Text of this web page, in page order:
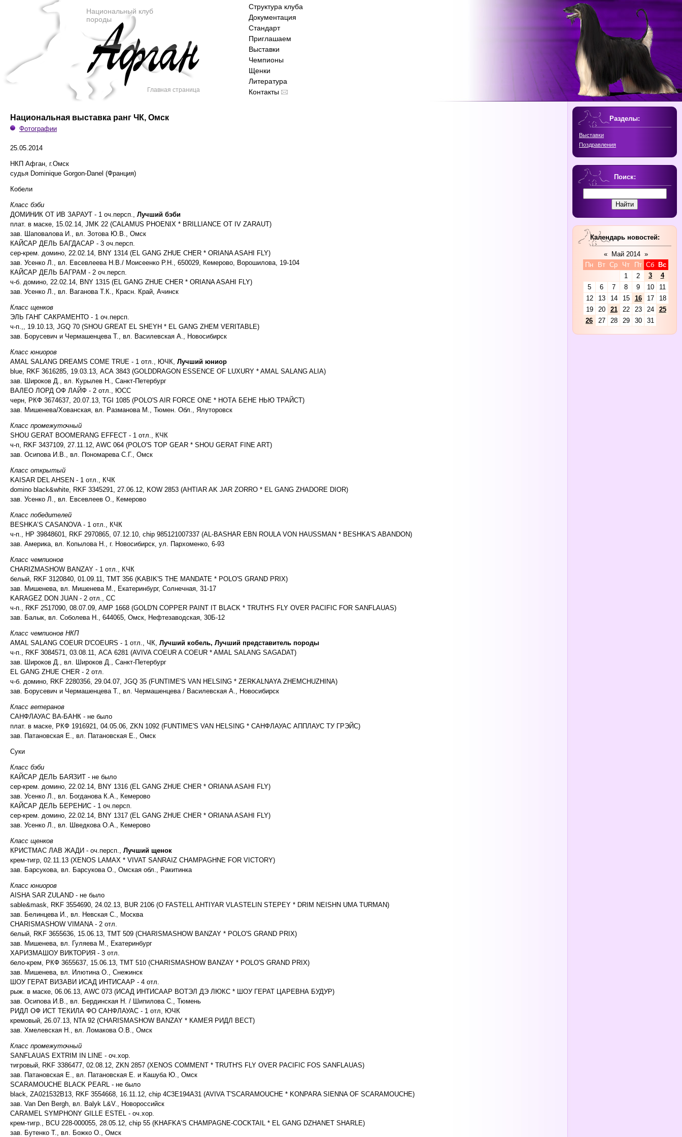
Национальный клуб
породы
Главная страница
Структура клуба
Документация
Стандарт
Приглашаем
Выставки
Чемпионы
Щенки
Литература
Контакты
Национальная выставка ранг ЧК, Омск
Фотографии
25.05.2014
НКП Афган, г.Омск
судья Dominique Gorgon-Danel (Франция)
Кобели
Класс бэби
ДОМИНИК ОТ ИВ ЗАРАУТ - 1 оч.персп., Лучший бэби
плат. в маске, 15.02.14, JMK 22 (CALAMUS PHOENIX * BRILLIANCE OT IV ZARAUT)
зав. Шаповалова И., вл. Зотова Ю.В., Омск
КАЙСАР ДЕЛЬ БАГДАСАР - 3 оч.персп.
сер-крем. домино, 22.02.14, BNY 1314 (EL GANG ZHUE CHER * ORIANA ASAHI FLY)
зав. Усенко Л., вл. Евсевлеева Н.В./ Моисеенко Р.Н., 650029, Кемерово, Ворошилова, 19-104
КАЙСАР ДЕЛЬ БАГРАМ - 2 оч.персп.
ч-б. домино, 22.02.14, BNY 1315 (EL GANG ZHUE CHER * ORIANA ASAHI FLY)
зав. Усенко Л., вл. Ваганова Т.К., Красн. Край, Ачинск
Класс щенков
ЭЛЬ ГАНГ САКРАМЕНТО - 1 оч.персп.
ч-п.,, 19.10.13, JGQ 70 (SHOU GREAT EL SHEYH * EL GANG ZHEM VERITABLE)
зав. Борусевич и Чермашенцева Т., вл. Василевская А., Новосибирск
Класс юниоров
AMAL SALANG DREAMS COME TRUE - 1 отл., ЮЧК, Лучший юниор
blue, RKF 3616285, 19.03.13, АСА 3843 (GOLDDRAGON ESSENCE OF LUXURY * AMAL SALANG ALIA)
зав. Широков Д., вл. Курылев Н., Санкт-Петербург
ВАЛЕО ЛОРД ОФ ЛАЙФ - 2 отл., ЮСС
черн, РКФ 3674637, 20.07.13, TGI 1085 (POLO'S AIR FORCE ONE * НОТА БЕНЕ НЬЮ ТРАЙСТ)
зав. Мишенева/Хованская, вл. Разманова М., Тюмен. Обл., Ялуторовск
Класс промежуточный
SHOU GERAT BOOMERANG EFFECT - 1 отл., КЧК
ч-п, RKF 3437109, 27.11.12, AWC 064 (POLO'S TOP GEAR * SHOU GERAT FINE ART)
зав. Осипова И.В., вл. Пономарева С.Г., Омск
Класс открытый
KAISAR DEL AHSEN - 1 отл., КЧК
domino black&white, RKF 3345291, 27.06.12, KOW 2853 (AHTIAR AK JAR ZORRO * EL GANG ZHADORE DIOR)
зав. Усенко Л., вл. Евсевлеев О., Кемерово
Класс победителей
BESHKA’S CASANOVA - 1 отл., КЧК
ч-п., HP 39848601, RKF 2970865, 07.12.10, chip 985121007337 (AL-BASHAR EBN ROULA VON HAUSSMAN * BESHKA'S ABANDON)
зав. Америка, вл. Копылова Н., г. Новосибирск, ул. Пархоменко, 6-93
Класс чемпионов
CHARIZMASHOW BANZAY - 1 отл., КЧК
белый, RKF 3120840, 01.09.11, TMT 356 (KABIK'S THE MANDATE * POLO'S GRAND PRIX)
зав. Мишенева, вл. Мишенева М., Екатеринбург, Солнечная, 31-17
KARAGEZ DON JUAN - 2 отл., СС
ч-п., RKF 2517090, 08.07.09, AMP 1668 (GOLD'N COPPER PAINT IT BLACK * TRUTH'S FLY OVER PACIFIС FOR SANFLAUAS)
зав. Балык, вл. Соболева Н., 644065, Омск, Нефтезаводская, 30Б-12
Класс чемпионов НКП
AMAL SALANG COEUR D'COEURS - 1 отл., ЧК, Лучший кобель, Лучший представитель породы
ч-п., RKF 3084571, 03.08.11, АСА 6281 (AVIVA COEUR A COEUR * AMAL SALANG SAGADAT)
зав. Широков Д., вл. Широков Д., Санкт-Петербург
EL GANG ZHUE CHER - 2 отл.
ч-б. домино, RKF 2280356, 29.04.07, JGQ 35 (FUNTIME'S VAN HELSING * ZERKALNAYA ZHEMCHUZHINA)
зав. Борусевич и Чермашенцева Т., вл. Чермашенцева / Василевская А., Новосибирск
Класс ветеранов
САНФЛАУАС ВА-БАНК - не было
плат. в маске, РКФ 1916921, 04.05.06, ZKN 1092 (FUNTIME'S VAN HELSING * САНФЛАУАС АППЛАУС ТУ ГРЭЙС)
зав. Патановская Е., вл. Патановская Е., Омск
Суки
Класс бэби
КАЙСАР ДЕЛЬ БАЯЗИТ - не было
сер-крем. домино, 22.02.14, BNY 1316 (EL GANG ZHUE CHER * ORIANA ASAHI FLY)
зав. Усенко Л., вл. Богданова К.А., Кемерово
КАЙСАР ДЕЛЬ БЕРЕНИС - 1 оч.персп.
сер-крем. домино, 22.02.14, BNY 1317 (EL GANG ZHUE CHER * ORIANA ASAHI FLY)
зав. Усенко Л., вл. Шведкова О.А., Кемерово
Класс щенков
КРИСТМАС ЛАВ ЖАДИ - оч.персп., Лучший щенок
крем-тигр, 02.11.13 (XENOS LAMAX * VIVAT SANRAIZ CHAMPAGHNE FOR VICTORY)
зав. Барсукова, вл. Барсукова О., Омская обл., Ракитинка
Класс юниоров
AISHA SAR ZULAND - не было
sable&mask, RKF 3554690, 24.02.13, BUR 2106 (O FASTELL AHTIYAR VLASTELIN STEPEY * DRIM NEISHN UMA TURMAN)
зав. Белинцева И., вл. Невская С., Москва
CHARISMASHOW VIMANA - 2 отл.
белый, RKF 3655636, 15.06.13, TMT 509 (CHARISMASHOW BANZAY * POLO'S GRAND PRIX)
зав. Мишенева, вл. Гуляева М., Екатеринбург
ХАРИЗМАШОУ ВИКТОРИЯ - 3 отл.
бело-крем, РКФ 3655637, 15.06.13, TMT 510 (CHARISMASHOW BANZAY * POLO'S GRAND PRIX)
зав. Мишенева, вл. Илютина О., Снежинск
ШОУ ГЕРАТ ВИЗАВИ ИСАД ИНТИСААР - 4 отл.
рыж. в маске, 06.06.13, AWC 073 (ИСАД ИНТИСААР ВОТЭЛ ДЭ ЛЮКС * ШОУ ГЕРАТ ЦАРЕВНА БУДУР)
зав. Осипова И.В., вл. Бердинская Н. / Шипилова С., Тюмень
РИДЛ ОФ ИСТ ТЕКИЛА ФО САНФЛАУАС - 1 отл, ЮЧК
кремовый, 26.07.13, NTA 92 (CHARISMASHOW BANZAY * КАМЕЯ РИДЛ ВЕСТ)
зав. Хмелевская Н., вл. Ломакова О.В., Омск
Класс промежуточный
SANFLAUAS EXTRIM IN LINE - оч.хор.
тигровый, RKF 3386477, 02.08.12, ZKN 2857 (XENOS COMMENT * TRUTH'S FLY OVER PACIFIC FOS SANFLAUAS)
зав. Патановская Е., вл. Патановская Е. и Кашуба Ю., Омск
SCARAMOUCHE BLACK PEARL - не было
black, ZA021532B13, RKF 3554668, 16.11.12, chip 4C3E194A31 (AVIVA T'SCARAMOUCHE * KONPARA SIENNA OF SCARAMOUCHE)
зав. Van Den Bergh, вл. Balyk L&V., Новороссийск
CARAMEL SYMPHONY GILLE ESTEL - оч.хор.
крем-тигр., BCU 228-000055, 28.05.12, chip 55 (KHAFKA’S CHAMPAGNE-COCKTAIL * EL GANG DZHANET SHARLE)
зав. Бутенко Т., вл. Божко О., Омск
Разделы:
Выставки
Поздравления
Поиск:
Календарь новостей:
« Май 2014 »
Пн
Вт Ср Чт Пт Сб
Вс
1
2 3
4
5
6 7 8 9 10
11
12
13 14 15 16 17
18
19
20 21 22 23 24
25
26
27 28 29 30 31